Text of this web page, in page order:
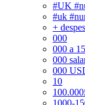
#UK
#uk
+
000
000 a 15
000
000
10
1000-